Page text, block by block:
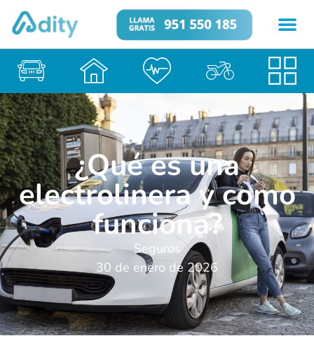
¿Qué es una
electrolinera y como
funciona?
Seguros
30 de enero de 2026